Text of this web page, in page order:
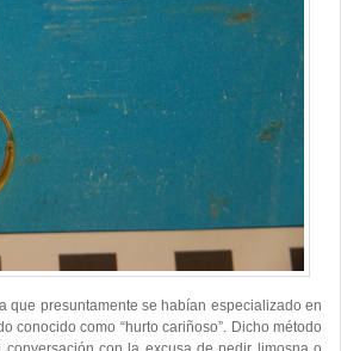
que presuntamente se habían especializado en
conocido como “hurto cariñoso”. Dicho método